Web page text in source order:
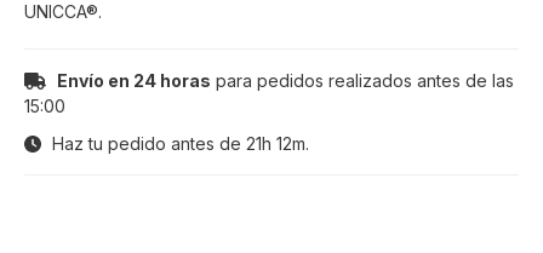
UNICCA®.
Envío en 24 horas para pedidos realizados antes de las
15:00
Haz tu pedido antes de 21h 12m.